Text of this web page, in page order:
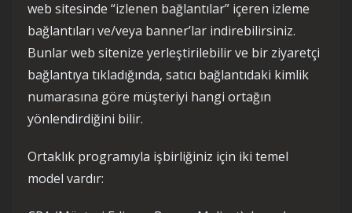
web sitesinde “izlenen bağlantılar” içeren izleme
bağlantıları ve/veya banner’lar indirebilirsiniz.
Bunlar web sitenize yerleştirilebilir ve bir ziyaretçi
bağlantıya tıkladığında, satıcı bağlantıdaki kimlik
numarasına göre müşteriyi hangi ortağın
yönlendirdiğini bilir.
Ortaklık programıyla işbirliğiniz için iki temel
model vardır: